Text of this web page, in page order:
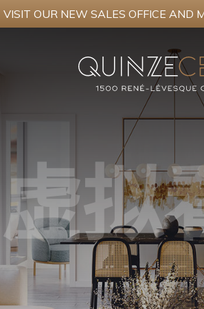
VISIT OUR NEW SALES OFFICE AND
虚拟